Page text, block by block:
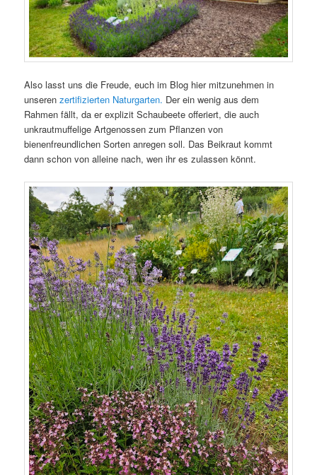
Also lasst uns die Freude, euch im Blog hier mitzunehmen in
unserenzertifizierten Naturgarten. Der ein wenig aus dem
Rahmen fällt, da er explizit Schaubeete offeriert, die auch
unkrautmuffelige Artgenossen zum Pflanzen von
bienenfreundlichen Sorten anregen soll. Das Beikraut kommt
dann schon von alleine nach, wen ihr es zulassen könnt.